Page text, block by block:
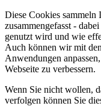
Diese Cookies sammeln
zusammengefasst -
genutzt wird und wie
Auch können wir mit
Anwendungen
Webseite zu verbessern.
Wenn Sie nicht wollen,
verfolgen können Sie